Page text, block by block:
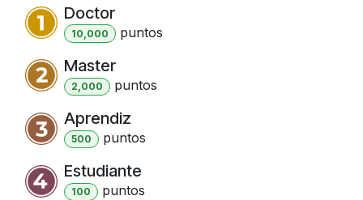
Doctor
10,000 puntos
Master
2,000 puntos
Aprendiz
500 puntos
Estudiante
100 puntos